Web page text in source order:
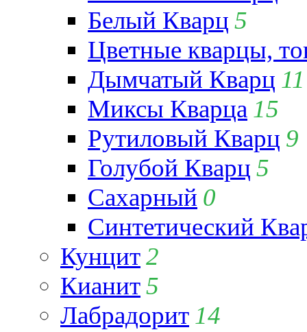
Белый Кварц 5
Цветные кварцы,
Дымчатый Кварц 11
Миксы Кварца 15
Рутиловый Кварц 9
Голубой Кварц 5
Сахарный 0
Синтетический
Кунцит2
Кианит5
Лабрадорит 14